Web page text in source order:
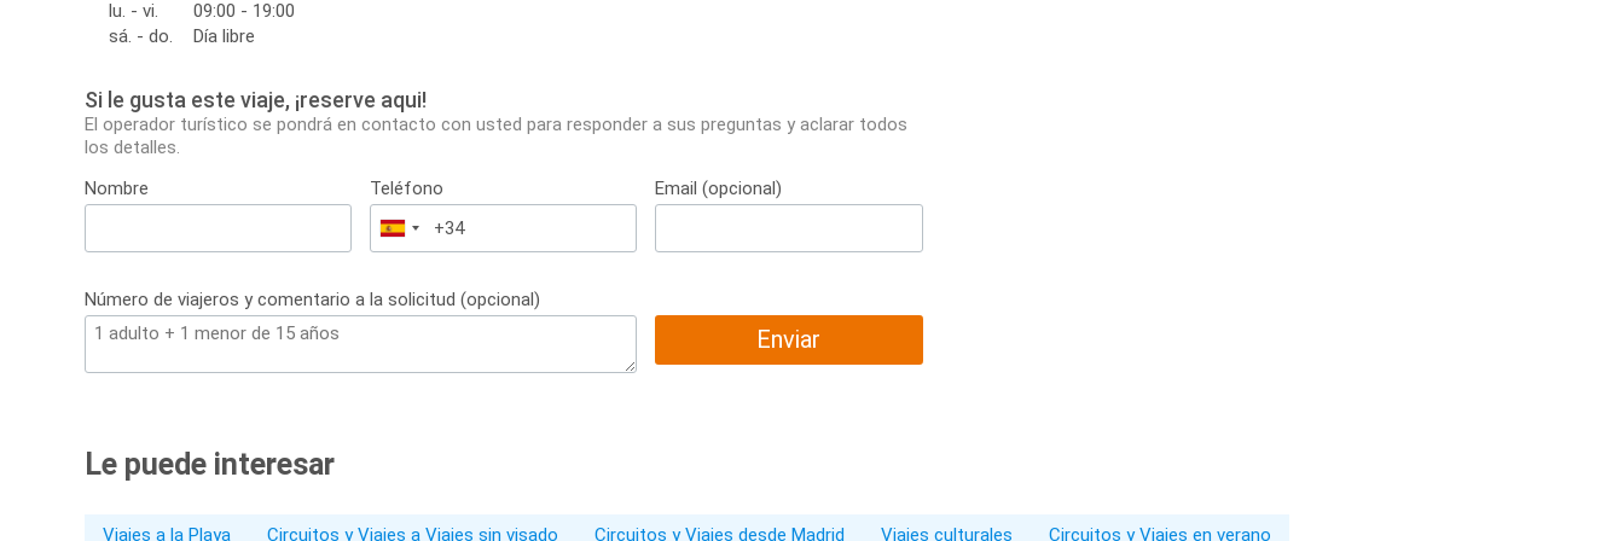
lu. - vi.
09:00 - 19:00
sá. - do.
Día libre
Si le gusta este viaje, ¡reserve aqui!
El operador turístico se pondrá en contacto con usted para responder a sus preguntas y aclarar todos
los detalles.
Nombre
Teléfono
España
+34
Email (opcional)
Número de viajeros y comentario a la solicitud (opcional)
Enviar
Le puede interesar
Viajes a la Playa Circuitos y Viajes a Viajes sin visado Circuitos y Viajes desde Madrid Viajes culturales Circuitos y Viajes en verano